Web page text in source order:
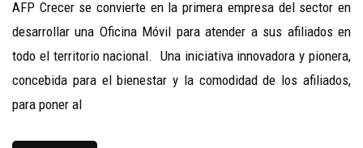
AFP Crecer se convierte en la primera empresa del sector en
desarrollar una Oficina Móvil para atender a sus afiliados en
todo el territorio nacional. Una iniciativa innovadora y pionera,
concebida para el bienestar y la comodidad de los afiliados,
para poner al